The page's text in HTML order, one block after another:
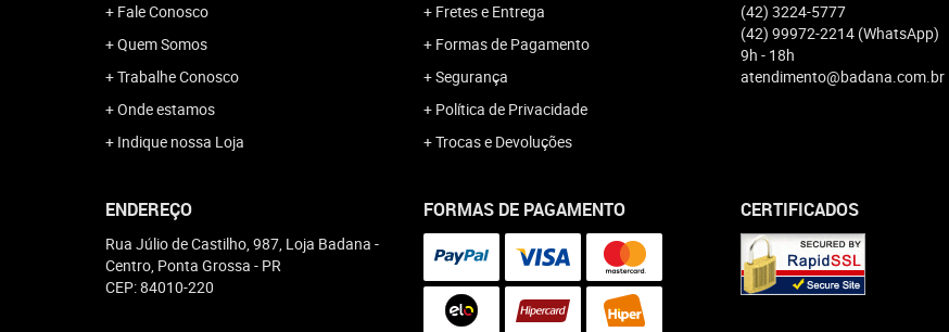
Fale Conosco
Quem Somos
Trabalhe Conosco
Onde estamos
Indique nossa Loja
Fretes e Entrega
Formas de Pagamento
Segurança
Política de Privacidade
Trocas e Devoluções
(42) 3224-5777
(42) 99972-2214 (WhatsApp)
9h - 18h
atendimento@badana.com.br
ENDEREÇO
Rua Júlio de Castilho, 987, Loja Badana -
Centro, Ponta Grossa - PR
CEP: 84010-220
FORMAS DE PAGAMENTO CERTIFICADOS